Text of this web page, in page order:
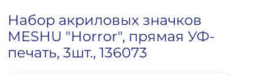
Набор акриловых значков
MESHU "Horror", прямая УФ-
печать, 3шт., 136073